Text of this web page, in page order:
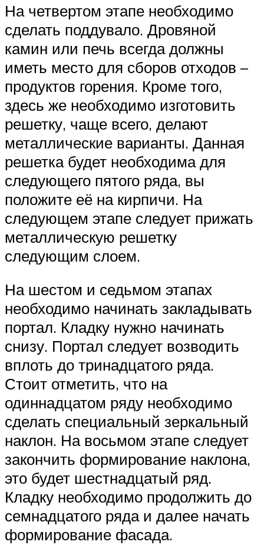
На четвертом этапе необходимо
сделать поддувало. Дровяной
камин или печь всегда должны
иметь место для сборов отходов –
продуктов горения. Кроме того,
здесь же необходимо изготовить
решетку, чаще всего, делают
металлические варианты. Данная
решетка будет необходима для
следующего пятого ряда, вы
положите её на кирпичи. На
следующем этапе следует прижать
металлическую решетку
следующим слоем.
На шестом и седьмом этапах
необходимо начинать закладывать
портал. Кладку нужно начинать
снизу. Портал следует возводить
вплоть до тринадцатого ряда.
Стоит отметить, что на
одиннадцатом ряду необходимо
сделать специальный зеркальный
наклон. На восьмом этапе следует
закончить формирование наклона,
это будет шестнадцатый ряд.
Кладку необходимо продолжить до
семнадцатого ряда и далее начать
формирование фасада.